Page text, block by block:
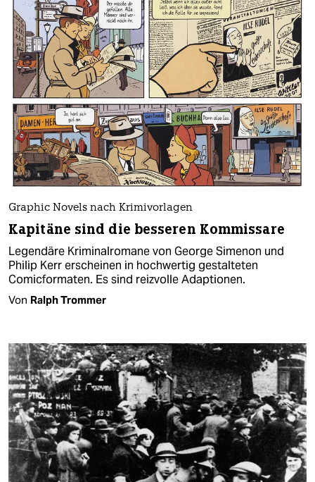
Graphic Novels nach Krimivorlagen
Kapitäne sind die besseren Kommissare
Legendäre Kriminalromane von George Simenon und
Philip Kerr erscheinen in hochwertig gestalteten
Comicformaten. Es sind reizvolle Adaptionen.
Von Ralph Trommer